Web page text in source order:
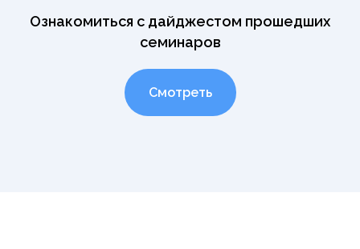
Ознакомиться с дайджестом прошедших
семинаров
Смотреть